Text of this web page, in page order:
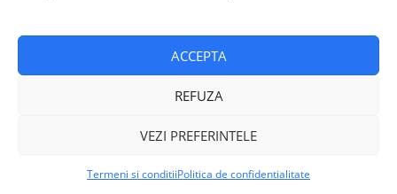
ACCEPTA
REFUZA
VEZI PREFERINTELE
Termeni si conditiiPolitica de confidentialitate